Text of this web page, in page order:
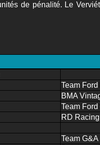
de pénalité. Le
Team
BMA
Team Ford
RD Racing
Team G&A